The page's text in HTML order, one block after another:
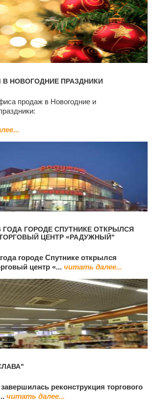
В НОВОГОДНИЕ ПРАЗДНИКИ
продаж в Новогодние и
ГОДА ГОРОДЕ СПУТНИКЕ ОТКРЫЛСЯ
ЦЕНТР «РАДУЖНЫЙ"
городе Спутнике открылся
центр «...читать далее...
завершилась реконструкция торгового
читать далее...